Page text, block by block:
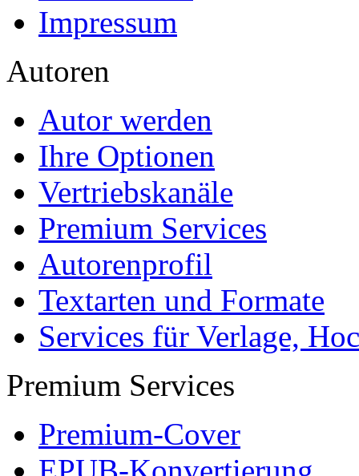
Allgemein
Home
Arbeiten hochladen
Katalog
Tipps und Ratschläge
Die Diplomarbeit
Services & Vorlagen
Über uns
Jobs
Presse
Partner + Projekte
Datenschutz